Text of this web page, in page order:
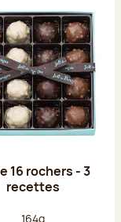
16 rochers - 3
recettes
Poids net :
164g